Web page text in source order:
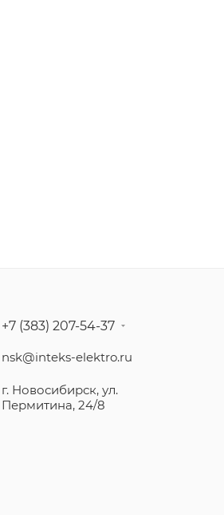
+7 (383) 207-54-37
nsk@inteks-elektro.ru
г. Новосибирск, ул.
Пермитина, 24/8